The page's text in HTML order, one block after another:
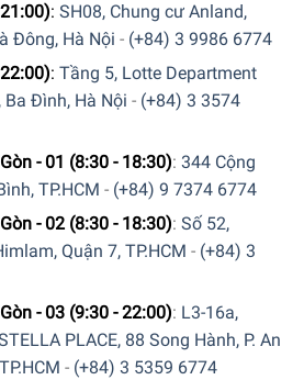
tốt hơn trong việc sử dụng hoặc
của các sản phẩm gia dụng. Gia
cho ra đời kênhYoutubevới rất
khách có thể theo dõi kênh
(1 bình chọn)
: SH08, Chung cư Anland,
Đông, Hà Nội - (+84) 3 9986 6774
: Tầng 5, Lotte Department
Ba Đình, Hà Nội - (+84) 3 3574
- 01 (8:30 - 18:30): 344 Cộng
TP.HCM - (+84) 9 7374 6774
- 02 (8:30 - 18:30): Số 52,
Quận 7, TP.HCM - (+84) 3
- 03 (9:30 - 22:00): L3-16a,
PLACE, 88 Song Hành, P. An
- (+84) 3 5359 6774